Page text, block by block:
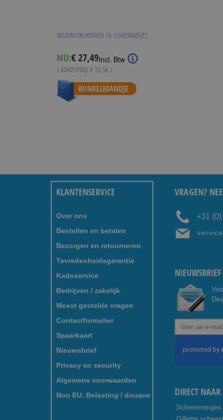
WILKINSON HYDRO5 16 SCHEERMESJES
NU:Special
Price
€ 27,49Incl. Btw
( ADVIESPRIJS € 55,56 )
WINKELMANDJE
KLANTENSERVICE
Over ons
Bestellen en betalen
Bezorgen en retourneren
Tevredenheidsgarantie
Kadoservice
Bedrijven / zakelijk
Meest gestelde vragen
Contactformulier
Spaarkaart
Nieuwsbrief
Privacy en security
Algemene voorwaarden
Non EU: Belasting / douane
VRAGEN?
+31
Abonneer
u
onze
DIRECT NAAR
Scheermesjes